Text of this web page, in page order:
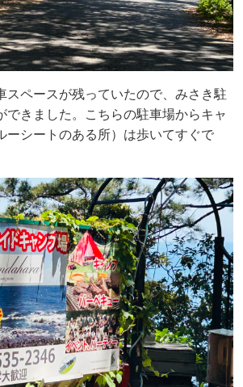
スペースが残っていたので、みさき駐
できました。こちらの駐車場からキャ
ーシートのある所）は歩いてすぐで